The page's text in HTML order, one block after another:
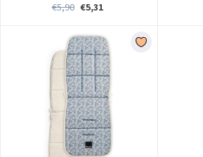
€5,90 €5,31